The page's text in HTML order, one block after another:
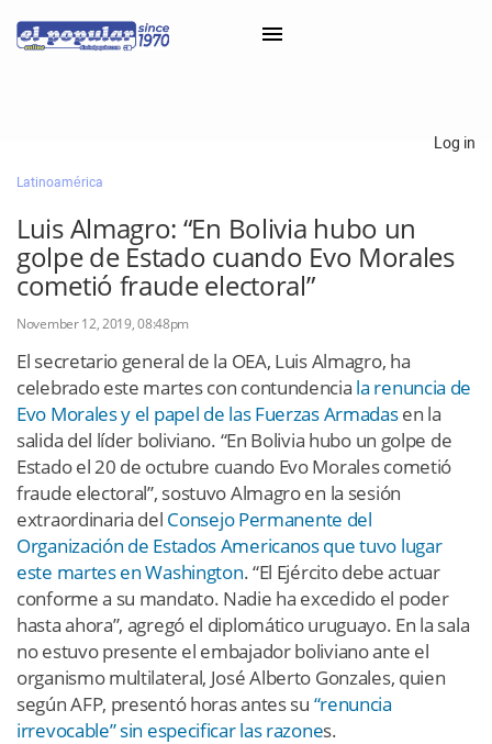
Classifieds
Categorías
Iniciar sesión con Clascal
×
Log in
Latinoamérica
Luis Almagro: “En Bolivia hubo un
golpe de Estado cuando Evo Morales
cometió fraude electoral”
November 12, 2019, 08:48pm
El secretario general de la OEA, Luis Almagro, ha
celebrado este martes con contundencia la renuncia de
Evo Morales y el papel de las Fuerzas Armadasen la
salida del líder boliviano. “En Bolivia hubo un golpe de
Estado el 20 de octubre cuando Evo Morales cometió
fraude electoral”, sostuvo Almagro en la sesión
extraordinaria del Consejo Permanente del
Organización de Estados Americanos que tuvo lugar
este martes en Washington. “El Ejército debe actuar
conforme a su mandato. Nadie ha excedido el poder
hasta ahora”, agregó el diplomático uruguayo. En la sala
no estuvo presente el embajador boliviano ante el
organismo multilateral, José Alberto Gonzales, quien
según AFP, presentó horas antes su “renuncia
irrevocable” sin especificar las razones.